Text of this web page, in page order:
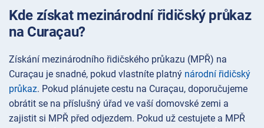
Kde získat mezinárodní řidičský průkaz
na Curaçau?
Získání mezinárodního řidičského průkazu (MPŘ) na
Curaçau je snadné, pokud vlastníte platný národní řidičský
průkaz. Pokud plánujete cestu na Curaçau, doporučujeme
obrátit se na příslušný úřad ve vaší domovské zemi a
zajistit si MPŘ před odjezdem. Pokud už cestujete a MPŘ